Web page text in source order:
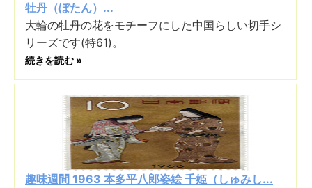
牡丹（ぼたん）...
大輪の牡丹の花をモチーフにした中国らしい切手シ
リーズです(特61)。
続きを読む »
趣味週間 1963 本多平八郎姿絵 千姫（しゅみし...